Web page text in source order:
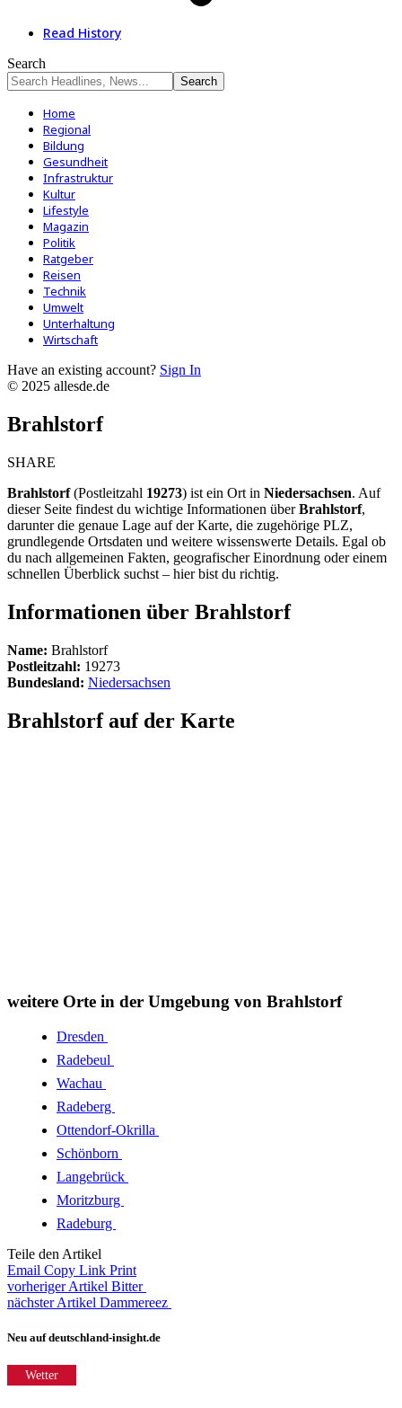
Read History
Search
Home
Regional
Bildung
Gesundheit
Infrastruktur
Kultur
Lifestyle
Magazin
Politik
Ratgeber
Reisen
Technik
Umwelt
Unterhaltung
Wirtschaft
Have an existing account? Sign In
© 2025 allesde.de
Brahlstorf
SHARE
Brahlstorf(Postleitzahl 19273) ist ein Ort in Niedersachsen. Auf
dieser Seite findest du wichtige Informationen überBrahlstorf,
darunter die genaue Lage auf der Karte, die zugehörige PLZ,
grundlegende Ortsdaten und weitere wissenswerte Details. Egal ob
du nach allgemeinen Fakten, geografischer Einordnung oder einem
schnellen Überblick suchst – hier bist du richtig.
Informationen über Brahlstorf
Name: Brahlstorf
Postleitzahl: 19273
Bundesland: Niedersachsen
Brahlstorf auf der Karte
weitere Orte in der Umgebung von Brahlstorf
Dresden
Radebeul
Wachau
Radeberg
Ottendorf-Okrilla
Schönborn
Langebrück
Moritzburg
Radeburg
Teile den Artikel
Email Copy Link Print
vorheriger Artikel Bitter
nächster Artikel Dammereez
Neu auf deutschland-insight.de
Wetter